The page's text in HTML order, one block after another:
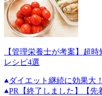
【管理栄養士が考案】超
レシピ4選
ダイエット継続に効果大
PR
【終了しました】【